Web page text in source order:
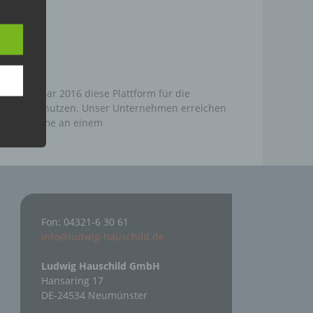
2016 diese Plattform für die
zu nutzen. Unser Unternehmen erreichen
Teilnahme an einem
Fon: 04321-6 30 61
info@ludwig-hauschild.de
Ludwig Hauschild GmbH
Hansaring 17
DE-24534 Neumünster